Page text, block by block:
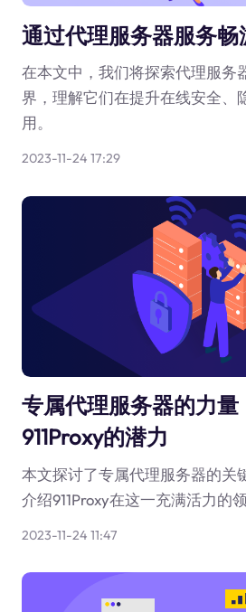
通过代理服务器服务畅
在本文中，我们将探索代理服务
界，理解它们在提升在线安全、
用。
2023-11-24 17:29
专属代理服务器的力量
911Proxy的潜力
本文探讨了专属代理服务器的关
介绍911Proxy在这一充满活力的
2023-11-24 11:47